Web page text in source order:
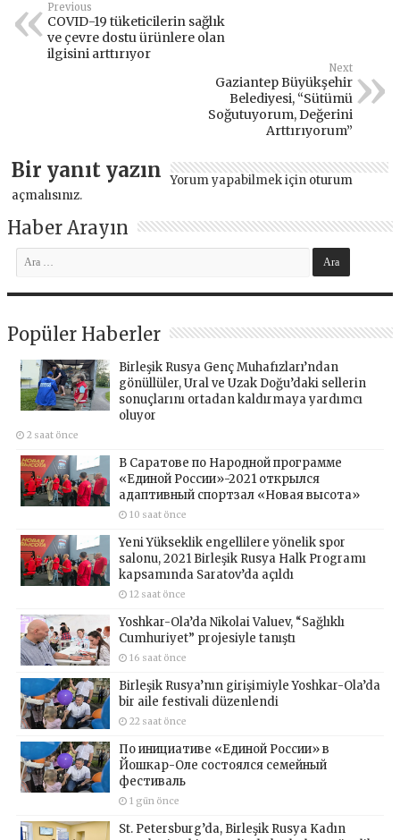
Previous
COVID-19 tüketicilerin sağlık
ve çevre dostu ürünlere olan
ilgisini arttırıyor
Next
Gaziantep Büyükşehir
Belediyesi, “Sütümü
Soğutuyorum, Değerini
Arttırıyorum”
Bir yanıt yazın Yorum yapabilmek için oturum
açmalısınız.
Haber Arayın
Popüler Haberler
Birleşik Rusya Genç Muhafızları’ndan
gönüllüler, Ural ve Uzak Doğu’daki sellerin
sonuçlarını ortadan kaldırmaya yardımcı
oluyor
2 saat önce
В Саратове по Народной программе
«Единой России»-2021 открылся
адаптивный спортзал «Новая высота»
10 saat önce
Yeni Yükseklik engellilere yönelik spor
salonu, 2021 Birleşik Rusya Halk Programı
kapsamında Saratov’da açıldı
12 saat önce
Yoshkar-Ola’da Nikolai Valuev, “Sağlıklı
Cumhuriyet” projesiyle tanıştı
16 saat önce
Birleşik Rusya’nın girişimiyle Yoshkar-Ola’da
bir aile festivali düzenlendi
22 saat önce
По инициативе «Единой России» в
Йошкар-Оле состоялся семейный
фестиваль
1 gün önce
St. Petersburg’da, Birleşik Rusya Kadın